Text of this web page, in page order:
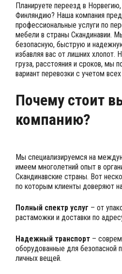
Планируете переезд в
Финляндию? Наша компания
профессиональные услуги по
мебели в страны Скандинавии.
безопасную, быструю и
избавляя вас от лишних хлопот.
груза, расстояния и сроков, мы
вариант перевозки с учетом
Почему стоит
компанию?
Мы специализируемся на
имеем многолетний опыт в
Скандинавские страны. Вот
по которым клиенты доверяют
Полный спектр услуг – от
растаможки и доставки по
Надежный транспорт –
оборудованные для безопасной
личных вещей.